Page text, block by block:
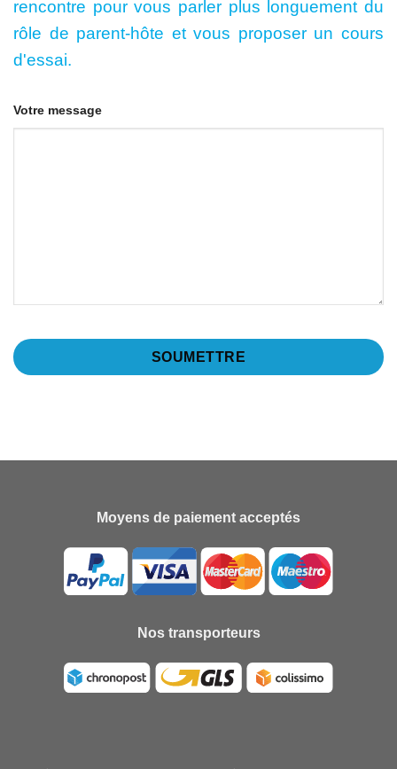
rencontre pour vous parler plus longuement du
rôle de parent-hôte et vous proposer un cours
d'essai.
Votre message
Website
SOUMETTRE
Moyens de paiement acceptés
Nos transporteurs